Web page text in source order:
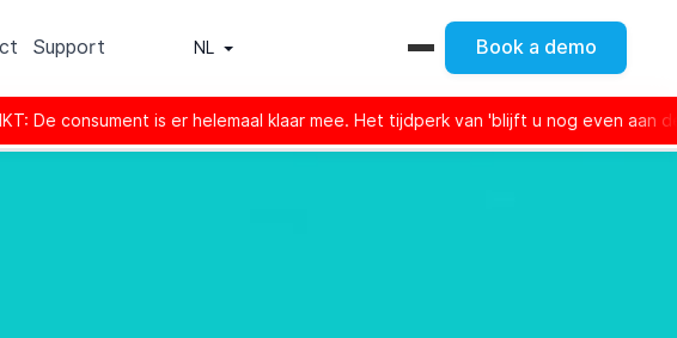
Support NL Book a demo
is er helemaal klaar mee. Het tijdperk van 'blijft u nog even aan de lijn' is voorbij.
van de aanbieder Capaciteit en gesprekskwaliteit Prijs